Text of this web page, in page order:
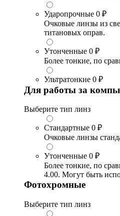
Ударопрочные 0 ₽
Очковые линзы из
титановых оправ.
Утонченные 0 ₽
Более тонкие, по
Ультратонкие 0 ₽
Для работы за
Выберите тип линз
Стандартные 0 ₽
Очковые линзы
Утонченные 0 ₽
Более тонкие, по
4.00. Могут быть
Фотохромные
Выберите тип линз